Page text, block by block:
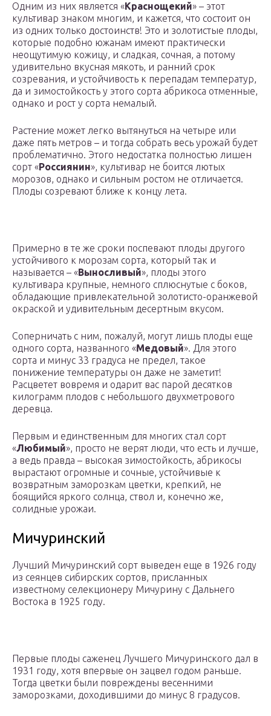
Одним из них является «Краснощекий» – этот
культивар знаком многим, и кажется, что состоит он
из одних только достоинств! Это и золотистые плоды,
которые подобно южанам имеют практически
неощутимую кожицу, и сладкая, сочная, а потому
удивительно вкусная мякоть, и ранний срок
созревания, и устойчивость к перепадам температур,
да и зимостойкость у этого сорта абрикоса отменные,
однако и рост у сорта немалый.
Растение может легко вытянуться на четыре или
даже пять метров – и тогда собрать весь урожай будет
проблематично. Этого недостатка полностью лишен
сорт «Россиянин», культивар не боится лютых
морозов, однако и сильным ростом не отличается.
Плоды созревают ближе к концу лета.
Примерно в те же сроки поспевают плоды другого
устойчивого к морозам сорта, который так и
называется – «Выносливый», плоды этого
культивара крупные, немного сплюснутые с боков,
обладающие привлекательной золотисто-оранжевой
окраской и удивительным десертным вкусом.
Соперничать с ним, пожалуй, могут лишь плоды еще
одного сорта, названного «Медовый». Для этого
сорта и минус 33 градуса не предел, такое
понижение температуры он даже не заметит!
Расцветет вовремя и одарит вас парой десятков
килограмм плодов с небольшого двухметрового
деревца.
Первым и единственным для многих стал сорт
«Любимый», просто не верят люди, что есть и лучше,
а ведь правда – высокая зимостойкость, абрикосы
вырастают огромные и сочные, устойчивые к
возвратным заморозкам цветки, крепкий, не
боящийся яркого солнца, ствол и, конечно же,
солидные урожаи.
Мичуринский
Лучший Мичуринский сорт выведен еще в 1926 году
из сеянцев сибирских сортов, присланных
известному селекционеру Мичурину с Дальнего
Востока в 1925 году.
Первые плоды саженец Лучшего Мичуринского дал в
1931 году, хотя впервые он зацвел годом раньше.
Тогда цветки были повреждены весенними
заморозками, доходившими до минус 8 градусов.